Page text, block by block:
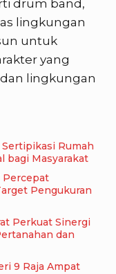
drum band,
lingkungan
untuk
yang
lingkungan
Rumah
bagi Masyarakat
Percepat
Pengukuran
Perkuat Sinergi
dan